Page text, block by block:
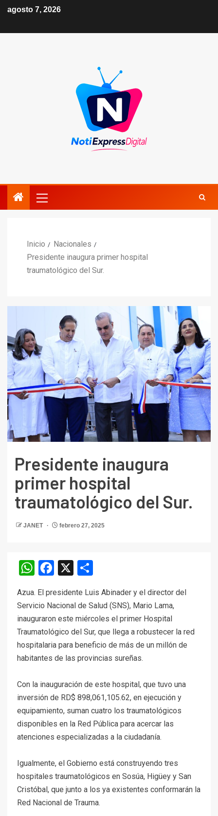
agosto 7, 2026
Inicio
Nacionales
Presidente inaugura primer hospital
traumatológico del Sur.
Presidente inaugura
primer hospital
traumatológico del Sur.
JANET febrero 27, 2025
WhatsApp
Facebook
X
Azua. El presidente Luis Abinader y el director del
Servicio Nacional de Salud (SNS), Mario Lama,
inauguraron este miércoles el primer Hospital
Traumatológico del Sur, que llega a robustecer la red
hospitalaria para beneficio de más de un millón de
habitantes de las provincias sureñas.
Con la inauguración de este hospital, que tuvo una
inversión de RD$ 898,061,105.62, en ejecución y
equipamiento, suman cuatro los traumatológicos
disponibles en la Red Pública para acercar las
atenciones especializadas a la ciudadanía.
Igualmente, el Gobierno está construyendo tres
hospitales traumatológicos en Sosúa, Higüey y San
Cristóbal, que junto a los ya existentes conformarán la
Red Nacional de Trauma.